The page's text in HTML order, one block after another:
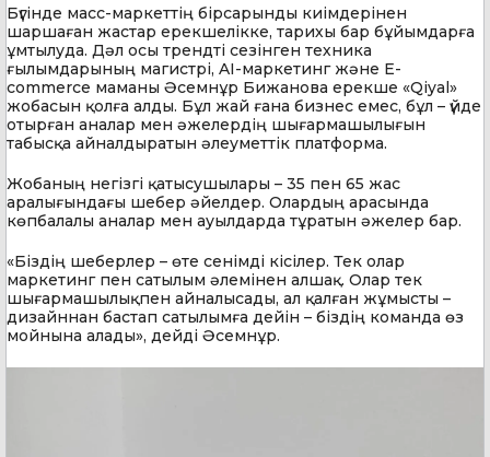
Бүгінде масс-маркеттің бірсарынды киімдерінен
шаршаған жастар ерекшелікке, тарихы бар бұйымдарға
ұмтылуда. Дәл осы трендті сезінген техника
ғылымдарының магистрі, AI-маркетинг және E-
commerce маманы Әсемнұр Бижанова ерекше «Qiyal»
жобасын қолға алды. Бұл жай ғана бизнес емес, бұл – үйде
отырған аналар мен әжелердің шығармашылығын
табысқа айналдыратын әлеуметтік платформа.
Жобаның негізгі қатысушылары – 35 пен 65 жас
аралығындағы шебер әйелдер. Олардың арасында
көпбалалы аналар мен ауылдарда тұратын әжелер бар.
«Біздің шеберлер – өте сенімді кісілер. Тек олар
маркетинг пен сатылым әлемінен алшақ. Олар тек
шығармашылықпен айналысады, ал қалған жұмысты –
дизайннан бастап сатылымға дейін – біздің команда өз
мойнына алады», дейді Әсемнұр.